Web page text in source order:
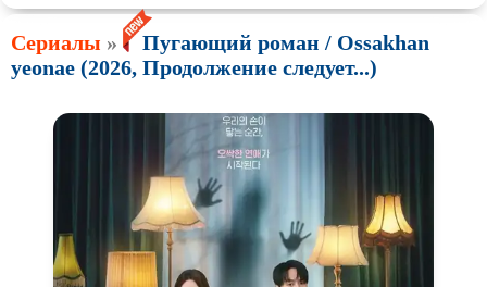
Сериалы »
Пугающий роман / Ossakhan
yeonae (2026, Продолжение следует...)